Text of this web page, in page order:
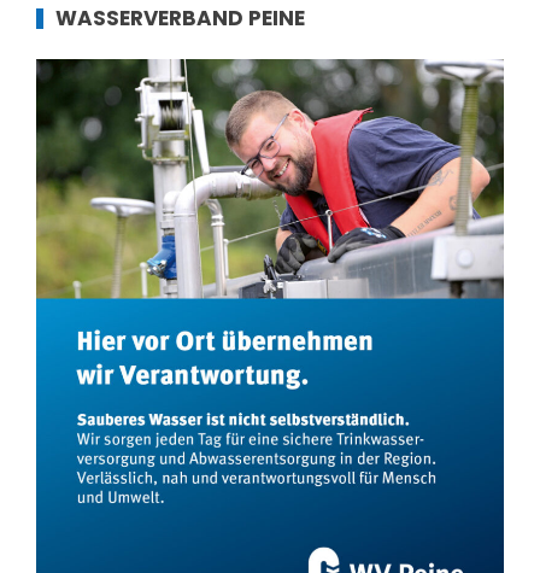
WASSERVERBAND PEINE